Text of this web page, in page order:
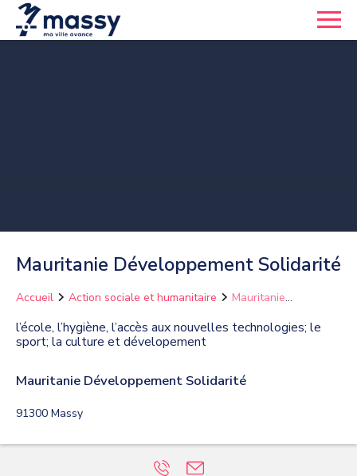
Mauritanie Développement Solidarité
Accueil Action sociale et humanitaire
Mauritanie
l’école, l’hygiène, l’accès aux nouvelles technologies; le
sport; la culture et dévelopement
Mauritanie Développement Solidarité
91300 Massy